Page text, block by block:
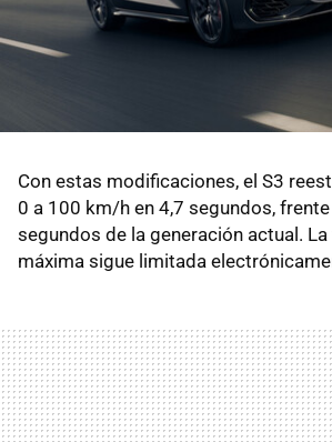
Con estas modificaciones, el S3
0 a 100 km/h en 4,7 segundos,
segundos de la generación actual.
máxima sigue limitada